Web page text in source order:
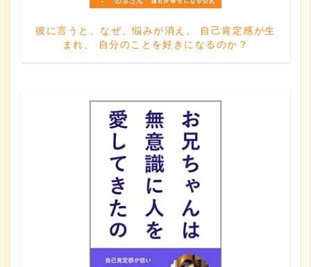
彼に言うと、なぜ、悩みが消え、 自己肯定感が生
まれ、 自分のことを好きになるのか？